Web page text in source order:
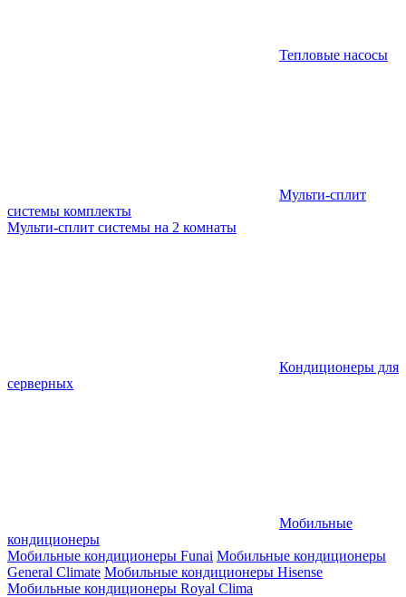
Тепловые насосы
Мульти-сплит
системы комплекты
Мульти-сплит системы на 2 комнаты
Кондиционеры для
серверных
Мобильные
кондиционеры
Мобильные кондиционеры Funai Мобильные кондиционеры
General Climate Мобильные кондиционеры Hisense
Мобильные кондиционеры Royal Clima